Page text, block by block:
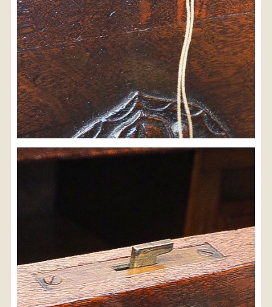
人気の検索キーワード
水屋箪笥 小長火鉢 李朝 松本民芸
踏台 松本民芸家具 1601 2869 2935